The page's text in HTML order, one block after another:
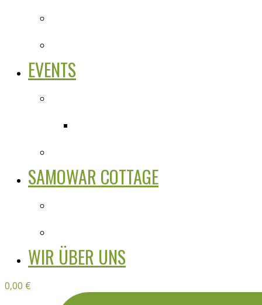
EVENTS
SAMOWAR COTTAGE
WIR ÜBER UNS
0,00 €